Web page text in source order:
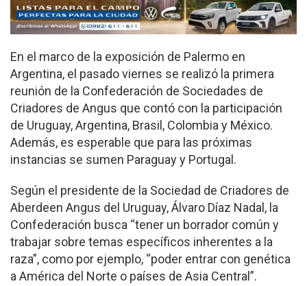
En el marco de la exposición de Palermo en
Argentina, el pasado viernes se realizó la primera
reunión de la Confederación de Sociedades de
Criadores de Angus que contó con la participación
de Uruguay, Argentina, Brasil, Colombia y México.
Además, es esperable que para las próximas
instancias se sumen Paraguay y Portugal.
Según el presidente de la Sociedad de Criadores de
Aberdeen Angus del Uruguay, Álvaro Díaz Nadal, la
Confederación busca “tener un borrador común y
trabajar sobre temas específicos inherentes a la
raza”, como por ejemplo, “poder entrar con genética
a América del Norte o países de Asia Central”.